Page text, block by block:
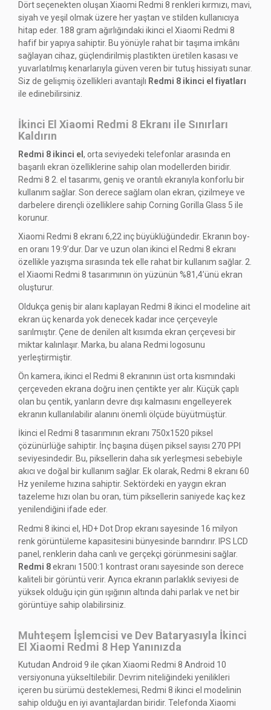
Dört seçenekten oluşan Xiaomi Redmi 8 renkleri kırmızı, mavi,
siyah ve yeşil olmak üzere her yaştan ve stilden kullanıcıya
hitap eder. 188 gram ağırlığındaki ikinci el Xiaomi Redmi 8
hafif bir yapıya sahiptir. Bu yönüyle rahat bir taşıma imkânı
sağlayan cihaz, güçlendirilmiş plastikten üretilen kasası ve
yuvarlatılmış kenarlarıyla güven veren bir tutuş hissiyatı sunar.
Siz de gelişmiş özellikleri avantajlı Redmi 8 ikinci el fiyatları
ile edinebilirsiniz.
İkinci El Xiaomi Redmi 8 Ekranı ile Sınırları
Kaldırın
Redmi 8 ikinci el , orta seviyedeki telefonlar arasında en
başarılı ekran özelliklerine sahip olan modellerden biridir.
Redmi 8 2. el tasarımı, geniş ve orantılı ekranıyla konforlu bir
kullanım sağlar. Son derece sağlam olan ekran, çizilmeye ve
darbelere dirençli özelliklere sahip Corning Gorilla Glass 5 ile
korunur.
Xiaomi Redmi 8 ekranı 6,22 inç büyüklüğündedir. Ekranın boy-
en oranı 19:9’dur. Dar ve uzun olan ikinci el Redmi 8 ekranı
özellikle yazışma sırasında tek elle rahat bir kullanım sağlar. 2.
el Xiaomi Redmi 8 tasarımının ön yüzünün %81,4’ünü ekran
oluşturur.
Oldukça geniş bir alanı kaplayan Redmi 8 ikinci el modeline ait
ekran üç kenarda yok denecek kadar ince çerçeveyle
sarılmıştır. Çene de denilen alt kısımda ekran çerçevesi bir
miktar kalınlaşır. Marka, bu alana Redmi logosunu
yerleştirmiştir.
Ön kamera, ikinci el Redmi 8 ekranının üst orta kısmındaki
çerçeveden ekrana doğru inen çentikte yer alır. Küçük çaplı
olan bu çentik, yanların devre dışı kalmasını engelleyerek
ekranın kullanılabilir alanını önemli ölçüde büyütmüştür.
İkinci el Redmi 8 tasarımının ekranı 750x1520 piksel
çözünürlüğe sahiptir. İnç başına düşen piksel sayısı 270 PPI
seviyesindedir. Bu, piksellerin daha sık yerleşmesi sebebiyle
akıcı ve doğal bir kullanım sağlar. Ek olarak, Redmi 8 ekranı 60
Hz yenileme hızına sahiptir. Sektördeki en yaygın ekran
tazeleme hızı olan bu oran, tüm piksellerin saniyede kaç kez
yenilendiğini ifade eder.
Redmi 8 ikinci el, HD+ Dot Drop ekranı sayesinde 16 milyon
renk görüntüleme kapasitesini bünyesinde barındırır. IPS LCD
panel, renklerin daha canlı ve gerçekçi görünmesini sağlar.
Redmi 8ekranı 1500:1 kontrast oranı sayesinde son derece
kaliteli bir görüntü verir. Ayrıca ekranın parlaklık seviyesi de
yüksek olduğu için gün ışığının altında dahi parlak ve net bir
görüntüye sahip olabilirsiniz.
Muhteşem İşlemcisi ve Dev Bataryasıyla İkinci
El Xiaomi Redmi 8 Hep Yanınızda
Kutudan Android 9 ile çıkan Xiaomi Redmi 8 Android 10
versiyonuna yükseltilebilir. Devrim niteliğindeki yenilikleri
içeren bu sürümü desteklemesi, Redmi 8 ikinci el modelinin
sahip olduğu en iyi avantajlardan biridir. Telefonda Xiaomi